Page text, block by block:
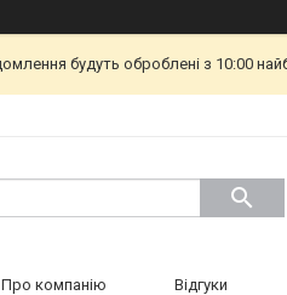
будуть оброблені з 10:00
Про компанію Відгуки